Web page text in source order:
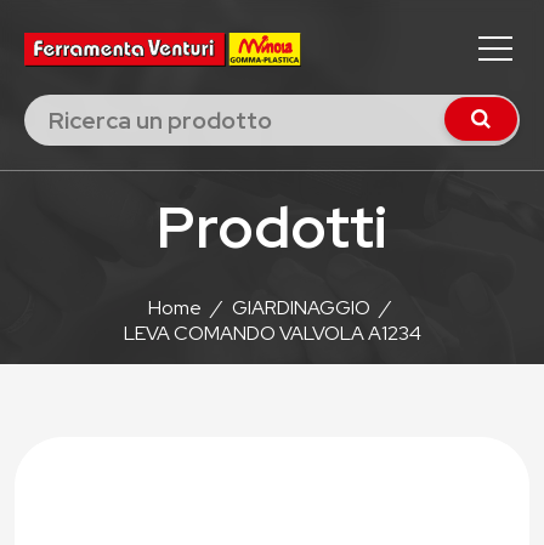
Prodotti
Home / GIARDINAGGIO /
LEVA COMANDO VALVOLA A1234